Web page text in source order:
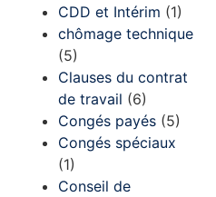
CDD et Intérim (1)
chômage technique
(5)
Clauses du contrat
de travail (6)
Congés payés (5)
Congés spéciaux
(1)
Conseil de